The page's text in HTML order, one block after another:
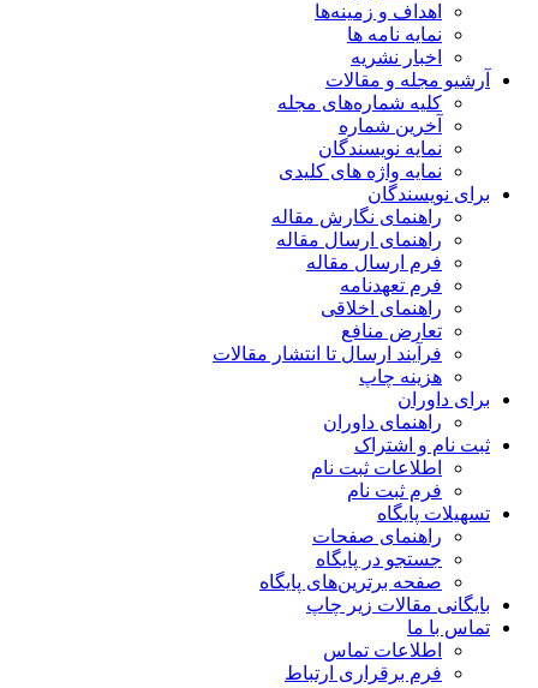
اهداف و زمینه‌ها
نمایه نامه ها
اخبار نشریه
آرشیو مجله و مقالات
کلیه شماره‌های مجله
آخرین شماره
نمایه نویسندگان
نمایه واژه های کلیدی
برای نویسندگان
راهنمای نگارش مقاله
راهنمای ارسال مقاله
فرم ارسال مقاله
فرم تعهدنامه
راهنمای اخلاقی
تعارض منافع
فرآیند ارسال تا انتشار مقالات
هزینه چاپ
برای داوران
راهنمای داوران
ثبت نام و اشتراک
اطلاعات ثبت نام
فرم ثبت نام
تسهیلات پایگاه
راهنمای صفحات
جستجو در پایگاه
صفحه برترین‌های پایگاه
بایگانی مقالات زیر چاپ
تماس با ما
اطلاعات تماس
فرم برقراری ارتباط